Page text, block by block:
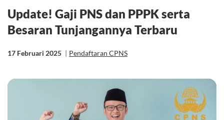
Update! Gaji PNS dan PPPK serta
Besaran Tunjangannya Terbaru
17 Februari 2025 | Pendaftaran CPNS